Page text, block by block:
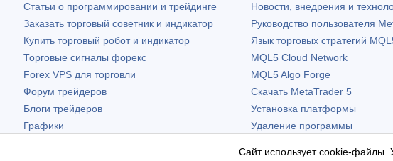
Статьи о программировании и трейдинге
Заказать торговый советник и индикатор
Купить торговый робот и индикатор
Торговые сигналы форекс
Forex VPS для торговли
Форум трейдеров
Блоги трейдеров
Графики
Новости, внедрения и
Руководство пользователя
Язык торговых стратегий
MQL5 Cloud Network
MQL5 Algo Forge
Скачать MetaTrader 5
Установка платформы
Удаление программы
Сайт использует cookie-файлы.